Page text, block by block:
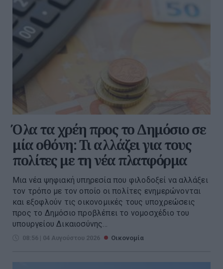
Όλα τα χρέη προς το Δημόσιο σε
μία οθόνη: Τι αλλάζει για τους
πολίτες με τη νέα πλατφόρμα
Μια νέα ψηφιακή υπηρεσία που φιλοδοξεί να αλλάξει
τον τρόπο με τον οποίο οι πολίτες ενημερώνονται
και εξοφλούν τις οικονομικές τους υποχρεώσεις
προς το Δημόσιο προβλέπει το νομοσχέδιο του
υπουργείου Δικαιοσύνης...
08:56 | 04 Αυγούστου 2026 Οικονομία